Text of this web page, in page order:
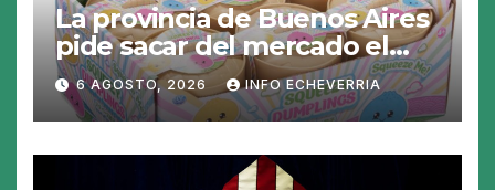
La provincia de Buenos Aires
pide sacar del mercado el
«Squeezy Dumpling», un
juguete «tóxico»
6 AGOSTO, 2026 INFO ECHEVERRIA